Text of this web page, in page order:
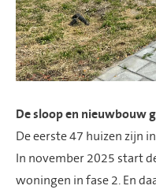
De sloop en nieuwbouw
De eerste 47 huizen zijn
In november 2025 start
woningen in fase 2. En